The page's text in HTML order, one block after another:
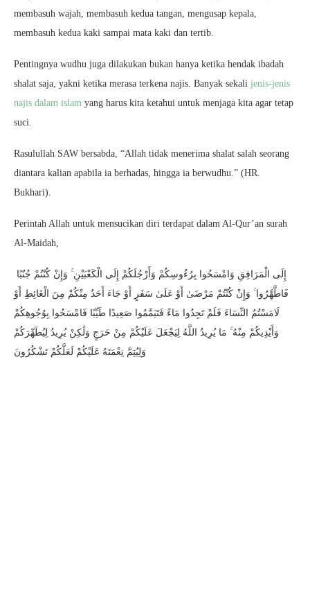
membasuh wajah, membasuh kedua tangan, mengusap kepala,
membasuh kedua kaki sampai mata kaki dan tertib.
Pentingnya wudhu juga dilakukan bukan hanya ketika hendak ibadah
shalat saja, yakni ketika merasa terkena najis. Banyak sekali jenis-jenis
najis dalam islam yang harus kita ketahui untuk menjaga kita agar tetap
suci.
Rasulullah SAW bersabda, “Allah tidak menerima shalat salah seorang
diantara kalian apabila ia berhadas, hingga ia berwudhu.” (HR.
Bukhari).
Perintah Allah untuk mensucikan diri terdapat dalam Al-Qur’an surah
Al-Maidah,
فَاطَّهَّرُوا ۚ وَإِنْ كُنْتُمْ مَرْضَىٰ أَوْ عَلَىٰ سَفَرٍ أَوْ جَاءَ أَحَدٌ مِنْكُمْ مِنَ الْغَائِطِ أَوْ
لَامَسْتُمُ النِّسَاءَ فَلَمْ تَجِدُوا مَاءً فَتَيَمَّمُوا صَعِيدًا طَيِّبًا فَامْسَحُوا بِوُجُوهِكُمْ
وَأَيْدِيكُمْ مِنْهُ ۚ مَا يُرِيدُ اللَّهُ لِيَجْعَلَ عَلَيْكُمْ مِنْ حَرَجٍ وَلَٰكِنْ يُرِيدُ لِيُطَهِّرَكُمْ
وَلِيُتِمَّ نِعْمَتَهُ عَلَيْكُمْ لَعَلَّكُمْ تَشْكُرُونَ